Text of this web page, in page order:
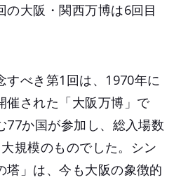
の大阪・関西万博は6回目
すべき第1回は、1970年に
催された「大阪万博」で
77か国が参加し、総入場数
規模のものでした。シン
塔」は、今も大阪の象徴的